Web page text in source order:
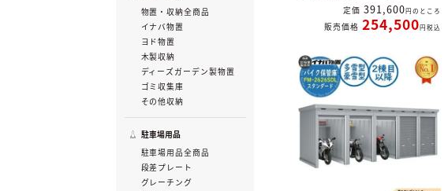
定価 391,600 のところ
販売価格 254,500 税込
物置・収納全商品
イナバ物置
ヨド物置
木製収納
ディーズガーデン製物置
ゴミ収集庫
その他収納
駐車場用品
駐車場用品全商品
段差プレート
グレーチング